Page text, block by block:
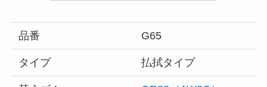
品番 G65
タイプ 払拭タイプ